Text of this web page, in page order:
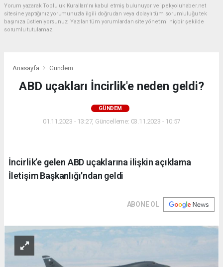
Yorum yazarak Topluluk Kuralları’nı kabul etmiş bulunuyor ve ipekyoluhaber.net
sitesine yaptığınız yorumunuzla ilgili doğrudan veya dolaylı tüm sorumluluğu tek
başınıza üstleniyorsunuz. Yazılan tüm yorumlardan site yönetimi hiçbir şekilde
sorumlu tutulamaz.
Anasayfa Gündem
ABD uçakları İncirlik'e neden geldi?
GÜNDEM
01.11.2023 - 13:27, Güncelleme: 03.11.2023 - 10:57
İncirlik’e gelen ABD uçaklarına ilişkin açıklama
İletişim Başkanlığı'ndan geldi
ABONE OL